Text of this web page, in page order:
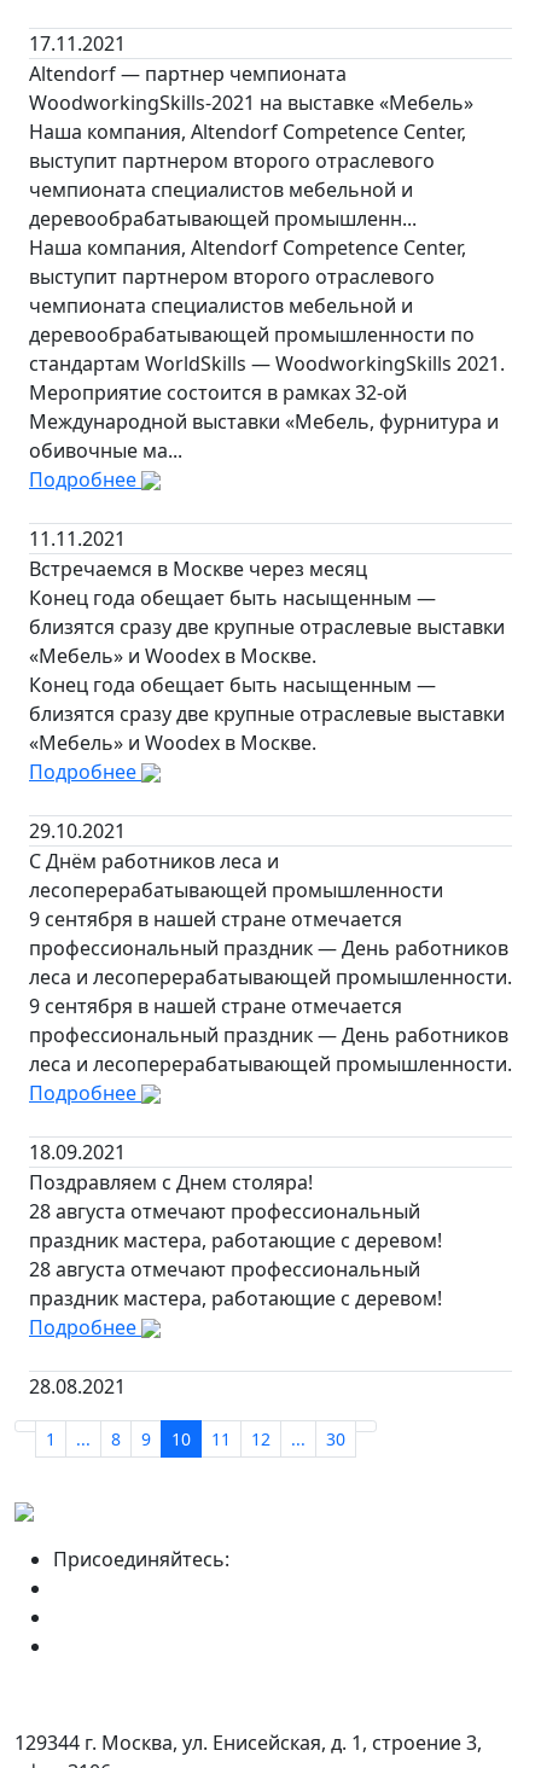
17.11.2021
Altendorf — партнер чемпионата
WoodworkingSkills-2021 на выставке «Мебель»
Наша компания, Altendorf Competence Center,
выступит партнером второго отраслевого
чемпионата специалистов мебельной и
деревообрабатывающей промышленн...
Наша компания, Altendorf Competence Center,
выступит партнером второго отраслевого
чемпионата специалистов мебельной и
деревообрабатывающей промышленности по
стандартам WorldSkills — WoodworkingSkills 2021.
Мероприятие состоится в рамках 32-ой
Международной выставки «Мебель, фурнитура и
обивочные ма...
Подробнее
11.11.2021
Встречаемся в Москве через месяц
Конец года обещает быть насыщенным —
близятся сразу две крупные отраслевые выставки
«Мебель» и Woodex в Москве.
Конец года обещает быть насыщенным —
близятся сразу две крупные отраслевые выставки
«Мебель» и Woodex в Москве.
Подробнее
29.10.2021
С Днём работников леса и
лесоперерабатывающей промышленности
9 сентября в нашей стране отмечается
профессиональный праздник — День работников
леса и лесоперерабатывающей промышленности.
9 сентября в нашей стране отмечается
профессиональный праздник — День работников
леса и лесоперерабатывающей промышленности.
Подробнее
18.09.2021
Поздравляем с Днем столяра!
28 августа отмечают профессиональный
праздник мастера, работающие с деревом!
28 августа отмечают профессиональный
праздник мастера, работающие с деревом!
Подробнее
28.08.2021
1 ... 8 9 10 11 12 ... 30
Присоединяйтесь:
129344 г. Москва, ул. Енисейская, д. 1, строение 3,